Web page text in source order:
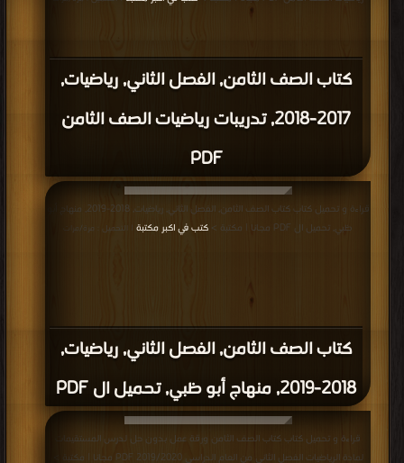
كتاب الصف الثامن, الفصل الثاني, رياضيات,
2017-2018, تدريبات رياضيات الصف الثامن
PDF
كتاب الصف الثامن, الفصل الثاني, رياضيات,
2018-2019, منهاج أبو ظبي, تحميل ال PDF
قراءة و تحميل كتاب كتاب الصف الثامن, الفصل الثاني, رياضيات, 2018-2019, منهاج أبو
ظبي, تحميل ال PDF مجانا | مكتبة >
كتب في اكبر مكتبة | التحميل : مرة/مرات
قراءة و تحميل كتاب كتاب الصف الثامن ورقة عمل بدون حل لدرس المستقيمات
لمادة الرياضيات الفصل الثاني من العام الدراسي 2019/2020 PDF مجانا | مكتبة >